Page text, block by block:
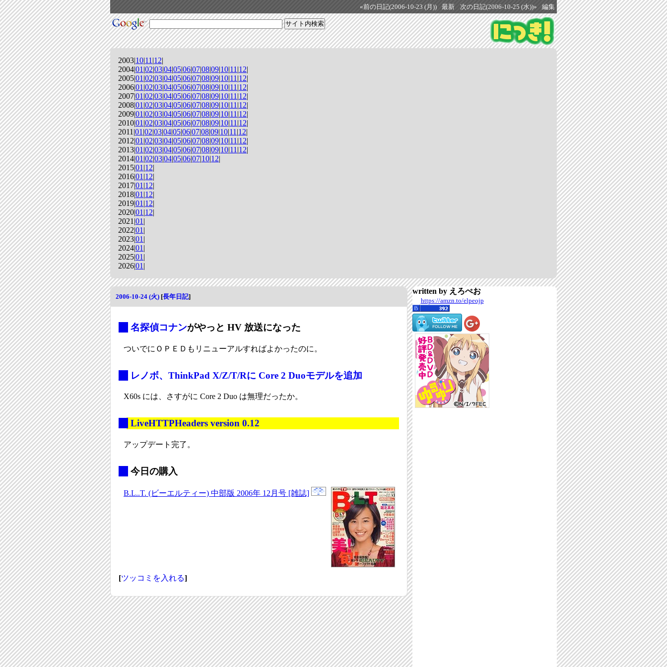
«前の日記(2006-10-23 (月)) 最新 次の日記(2006-10-25 (水))» 編集
2003|10|11 |12|
2004|01 |02|03|04|05|06|07|08|09|10|11 |12|
2005|01 |02|03|04|05|06|07|08|09|10|11 |12|
2006|01 |02|03|04|05|06|07|08|09|10|11 |12|
2007|01 |02|03|04|05|06|07|08|09|10|11 |12|
2008|01 |02|03|04|05|06|07|08|09|10|11 |12|
2009|01 |02|03|04|05|06|07|08|09|10|11 |12|
2010|01 |02|03|04|05|06|07|08|09|10|11 |12|
2011|01 |02|03|04|05|06|07|08|09|10|11 |12|
2012|01 |02|03|04|05|06|07|08|09|10|11 |12|
2013|01 |02|03|04|05|06|07|08|09|10|11 |12|
2014|01 |02|03|04|05|06|07|10|12|
2015|01 |12|
2016|01 |12|
2017|01 |12|
2018|01 |12|
2019|01 |12|
2020|01 |12|
2021|01 |
2022|01 |
2023|01 |
2024|01 |
2025|01 |
2026|01 |
2006-10-24 (火) [長年日記]
名探偵コナンがやっと HV 放送になった
ついでにＯＰＥＤもリニューアルすればよかったのに。
レノボ、ThinkPad X/Z/T/Rに Core 2 Duoモデルを追加
X60s には、さすがに Core 2 Duo は無理だったか。
LiveHTTPHeaders version 0.12
アップデート完了。
今日の購入
B.L..T. (ビーエルティー) 中部版 2006年 12月号 [雑誌]
[ツッコミを入れる]
written by えろぺお
https://amzn.to/elpeojp